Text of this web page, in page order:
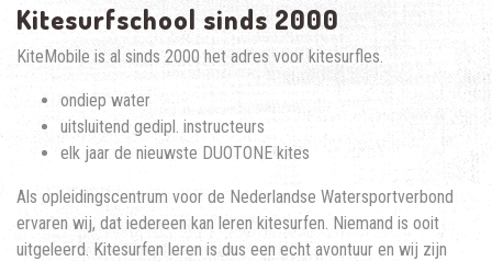
Kitesurfschool sinds 2000
KiteMobile is al sinds 2000 het adres voor kitesurfles.
ondiep water
uitsluitend gedipl. instructeurs
elk jaar de nieuwste DUOTONE kites
Als opleidingscentrum voor de Nederlandse Watersportverbond
ervaren wij, dat iedereen kan leren kitesurfen. Niemand is ooit
uitgeleerd. Kitesurfen leren is dus een echt avontuur en wij zijn